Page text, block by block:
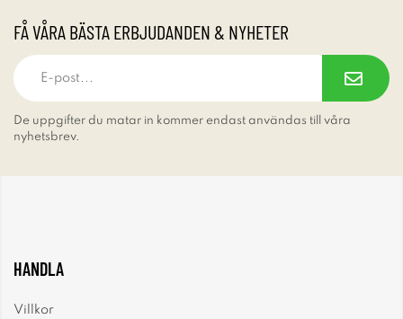
FÅ VÅRA BÄSTA ERBJUDANDEN & NYHETER
De uppgifter du matar in kommer endast användas till våra
nyhetsbrev.
HANDLA
Villkor